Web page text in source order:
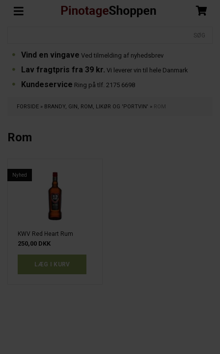
Vind en vingave Ved tilmelding af nyhedsbrev
Lav fragtpris fra 39 kr. Vi leverer vin til hele Danmark
Kundeservice Ring på tlf. 2175 6698
FORSIDE » BRANDY, GIN, ROM, LIKØR OG 'PORTVIN' » ROM
Rom
Nyhed
KWV Red Heart Rum
250,00 DKK